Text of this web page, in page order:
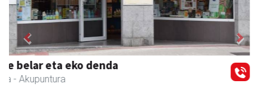
Itxaspe
Urnieta - Frutategiak
Previous Next